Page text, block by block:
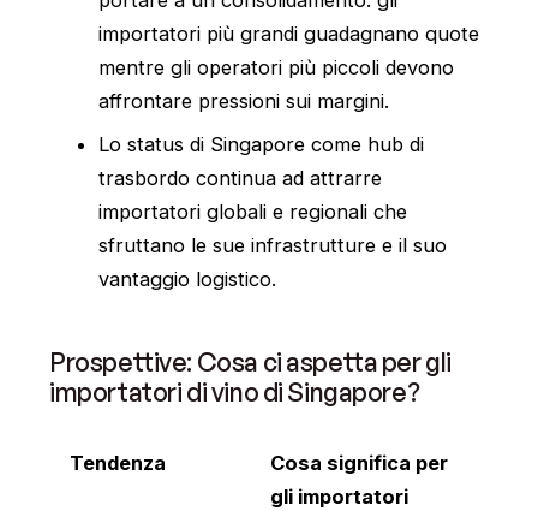
importatori più grandi guadagnano quote
mentre gli operatori più piccoli devono
affrontare pressioni sui margini.
Lo status di Singapore come hub di
trasbordo continua ad attrarre
importatori globali e regionali che
sfruttano le sue infrastrutture e il suo
vantaggio logistico.
Prospettive: Cosa ci aspetta per gli
importatori di vino di Singapore?
Tendenza
Cosa significa per
gli importatori